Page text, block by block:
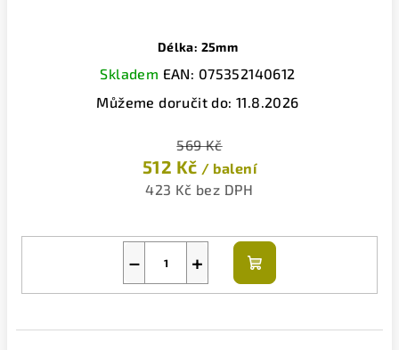
Délka: 25mm
Skladem EAN: 075352140612
Můžeme doručit do: 11.8.2026
569 Kč
512 Kč / balení
423 Kč bez DPH
+
−
Do
košíku